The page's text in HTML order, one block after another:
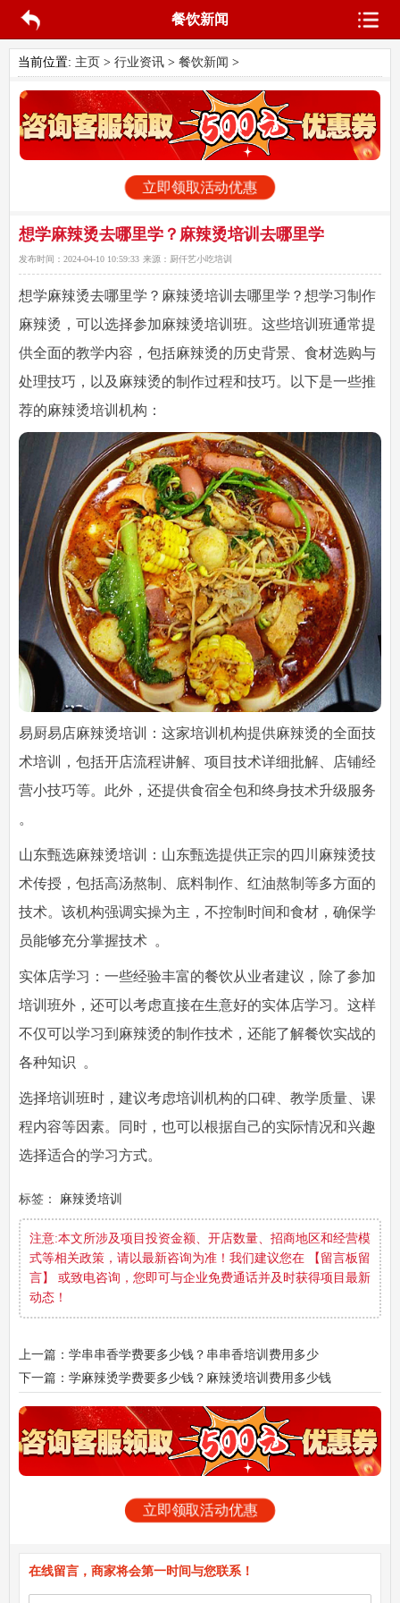
餐饮新闻
当前位置: 主页 > 行业资讯> 餐饮新闻 >
立即领取活动优惠
想学麻辣烫去哪里学？麻辣烫培训去哪里学
发布时间： 2024-04-10 10:59:33 来源： 厨仟艺小吃培训
想学麻辣烫去哪里学 ？麻辣烫培训去哪里学？想学习制作
麻辣烫，可以选择参加麻辣烫培训班。这些培训班通常提
供全面的教学内容，包括麻辣烫的历史背景、食材选购与
处理技巧，以及麻辣烫的制作过程和技巧。以下是一些推
荐的麻辣烫培训机构：
易厨易店麻辣烫培训：这家培训机构提供麻辣烫的全面技
术培训，包括开店流程讲解、项目技术详细批解、店铺经
营小技巧等。此外，还提供食宿全包和终身技术升级服务
。
山东甄选麻辣烫培训：山东甄选提供正宗的四川麻辣烫技
术传授，包括高汤熬制、底料制作、红油熬制等多方面的
技术。该机构强调实操为主，不控制时间和食材，确保学
员能够充分掌握技术 。
实体店学习：一些经验丰富的餐饮从业者建议，除了参加
培训班外，还可以考虑直接在生意好的实体店学习。这样
不仅可以学习到麻辣烫的制作技术，还能了解餐饮实战的
各种知识 。
选择培训班时，建议考虑培训机构的口碑、教学质量、课
程内容等因素。同时，也可以根据自己的实际情况和兴趣
选择适合的学习方式。
标签： 麻辣烫培训
注意:本文所涉及项目投资金额、开店数量、招商地区和经营模
式等相关政策，请以最新咨询为准！我们建议您在 【留言板留
言】 或致电咨询，您即可与企业免费通话并及时获得项目最新
动态！
上一篇：学串串香学费要多少钱？串串香培训费用多少
下一篇：学麻辣烫学费要多少钱？麻辣烫培训费用多少钱
立即领取活动优惠
在线留言，商家将会第一时间与您联系！